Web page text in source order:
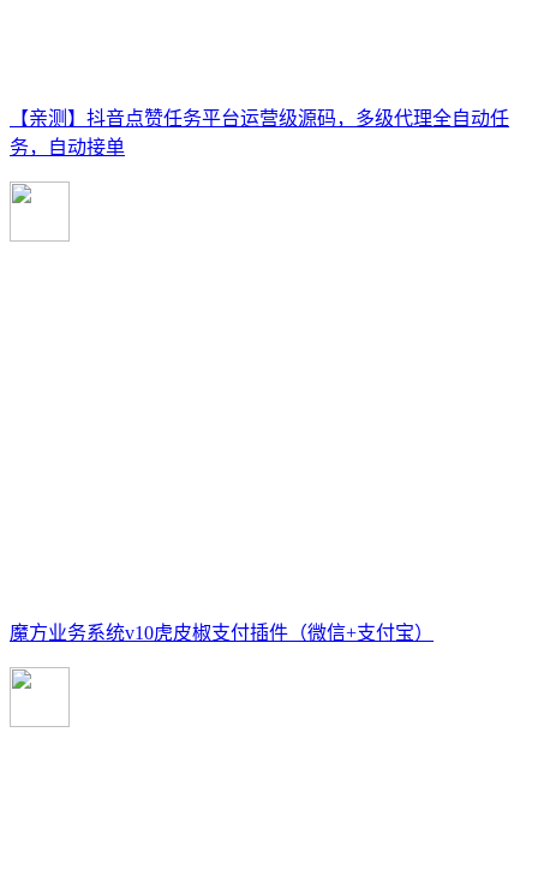
【亲测】抖音点赞任务平台运营级源码，多级代理全自动任
务，自动接单
魔方业务系统v10虎皮椒支付插件（微信+支付宝）